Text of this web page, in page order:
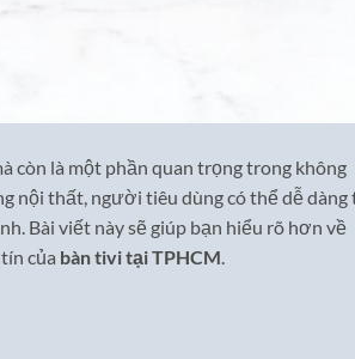
còn là một phần quan trọng trong không
nội thất, người tiêu dùng có thể dễ dàng
Bài viết này sẽ giúp bạn hiểu rõ hơn về
của bàn tivi tại TPHCM.